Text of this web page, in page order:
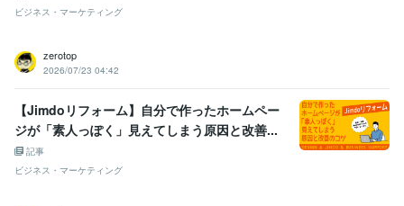
ビジネス・マーケティング
zerotop
2026/07/23 04:42
【Jimdoリフォーム】自分で作ったホームペー
ジが「素人っぽく」見えてしまう原因と改善...
記事
ビジネス・マーケティング